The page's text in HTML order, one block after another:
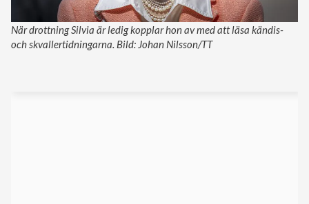
När drottning Silvia är ledig kopplar hon av med att läsa kändis-
och skvallertidningarna. Bild: Johan Nilsson/TT